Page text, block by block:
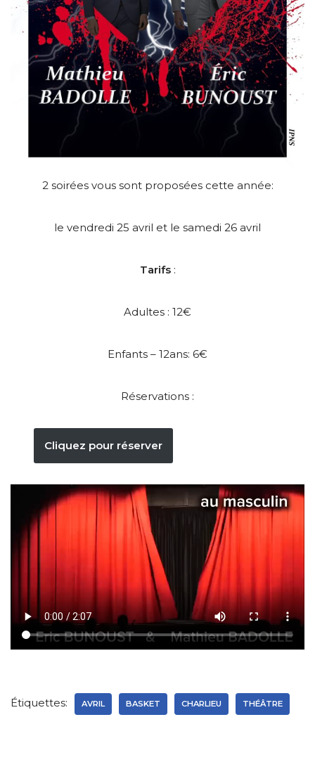
2 soirées vous sont proposées cette année:
le vendredi 25 avril et le samedi 26 avril
Tarifs:
Adultes : 12€
Enfants – 12ans: 6€
Réservations :
Cliquez pour réserver
Étiquettes: AVRIL BASKET CHARLIEU THÉÂTRE